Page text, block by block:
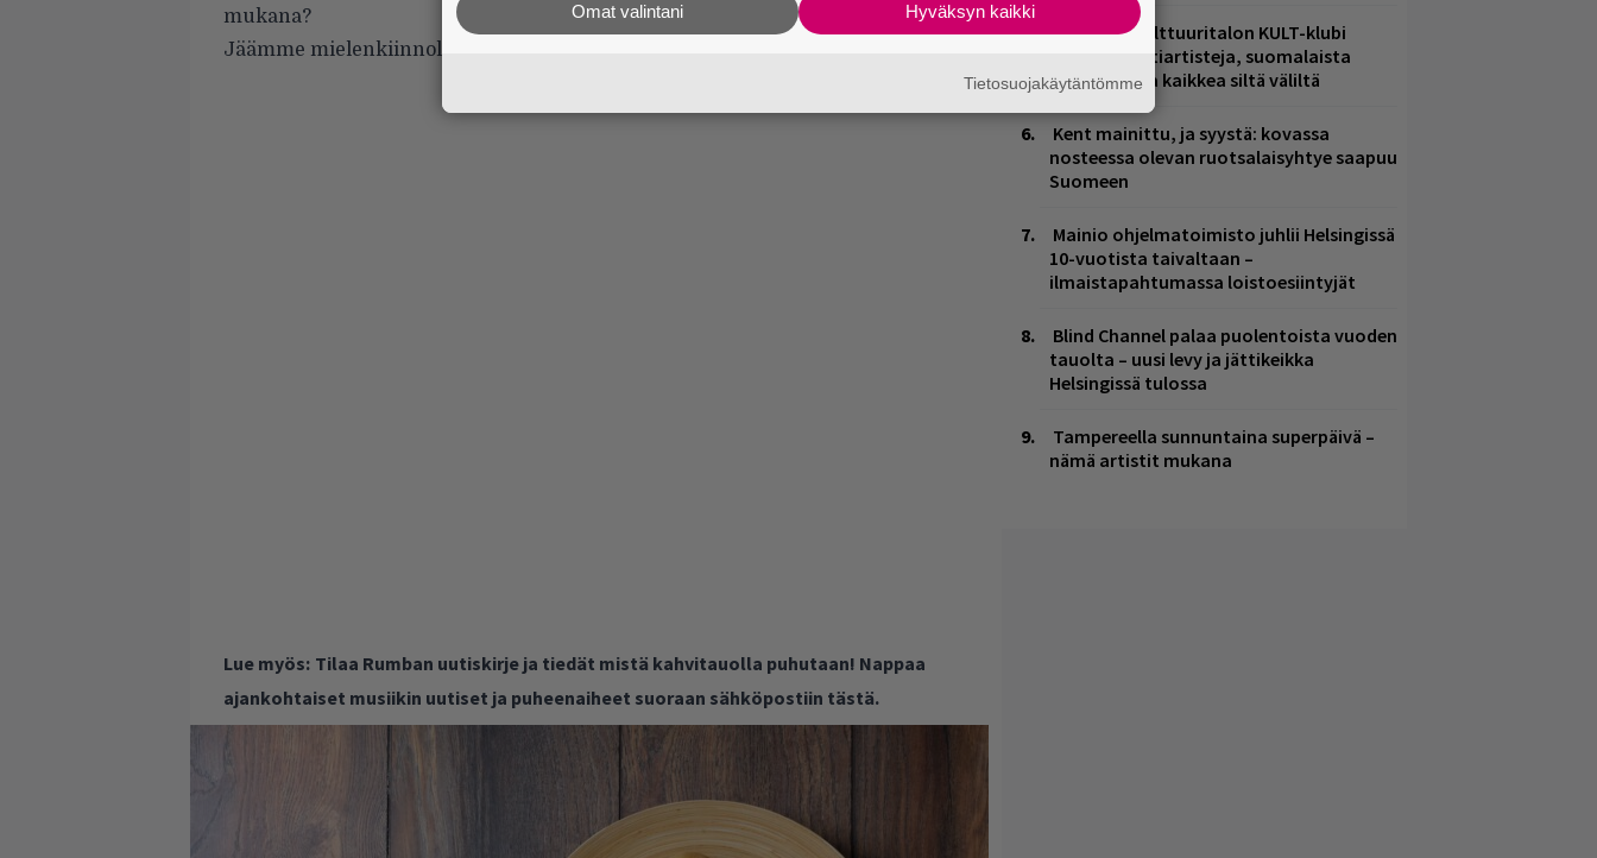
mukana?
Jäämme mielenkiinnolla seuraamaan mahdollisia juonenkäänteitä.
Lue myös: Tilaa Rumban uutiskirje ja tiedät mistä kahvitauolla puhutaan! Nappaa
ajankohtaiset musiikin uutiset ja puheenaiheet suoraan sähköpostiin tästä.
Helsingin Kulttuuritalon KULT-klubi
tarjoaa kulttiartisteja, suomalaista
osaamista ja kaikkea siltä väliltä
Kent mainittu, ja syystä: kovassa
nosteessa olevan ruotsalaisyhtye saapuu
Suomeen
Mainio ohjelmatoimisto juhlii Helsingissä
10-vuotista taivaltaan –
ilmaistapahtumassa loistoesiintyjät
Blind Channel palaa puolentoista vuoden
tauolta – uusi levy ja jättikeikka
Helsingissä tulossa
Tampereella sunnuntaina superpäivä –
nämä artistit mukana
Hyväksyn kaikki
Omat valintani
Tietosuojakäytäntömme